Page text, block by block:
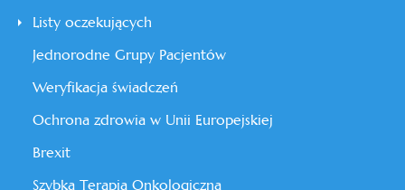
Listy oczekujących
Jednorodne Grupy Pacjentów
Weryfikacja świadczeń
Ochrona zdrowia w Unii Europejskiej
Brexit
Szybka Terapia Onkologiczna